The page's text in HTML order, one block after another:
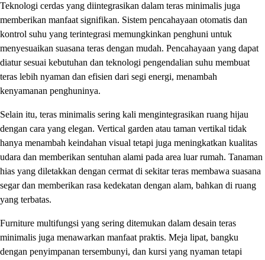
Teknologi cerdas yang diintegrasikan dalam teras minimalis juga
memberikan manfaat signifikan. Sistem pencahayaan otomatis dan
kontrol suhu yang terintegrasi memungkinkan penghuni untuk
menyesuaikan suasana teras dengan mudah. Pencahayaan yang dapat
diatur sesuai kebutuhan dan teknologi pengendalian suhu membuat
teras lebih nyaman dan efisien dari segi energi, menambah
kenyamanan penghuninya.
Selain itu, teras minimalis sering kali mengintegrasikan ruang hijau
dengan cara yang elegan. Vertical garden atau taman vertikal tidak
hanya menambah keindahan visual tetapi juga meningkatkan kualitas
udara dan memberikan sentuhan alami pada area luar rumah. Tanaman
hias yang diletakkan dengan cermat di sekitar teras membawa suasana
segar dan memberikan rasa kedekatan dengan alam, bahkan di ruang
yang terbatas.
Furniture multifungsi yang sering ditemukan dalam desain teras
minimalis juga menawarkan manfaat praktis. Meja lipat, bangku
dengan penyimpanan tersembunyi, dan kursi yang nyaman tetapi